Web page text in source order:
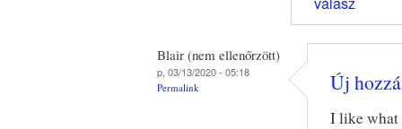
Blair (nem ellenőrzött)
p, 03/13/2020 - 05:18
Permalink Új
I like what